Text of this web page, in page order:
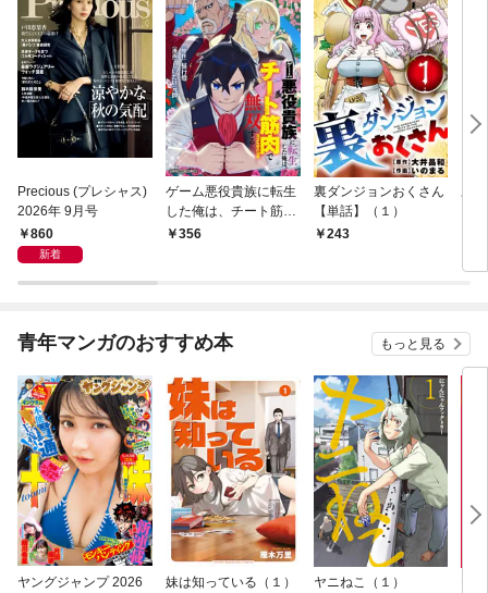
Precious (プレシャス)
2026年 9月号
860
新着
ゲーム悪役貴族に転生
した俺は、チート筋肉
で無双する【単話】
356
裏ダンジョンおくさん
【単話】（１）
243
あ
青年マンガのおすすめ本 もっと見る
ヤングジャンプ 2026
妹は知っている（１） ヤニねこ（１）